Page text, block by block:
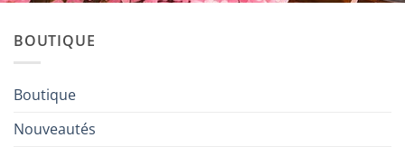
BOUTIQUE
Boutique
Nouveautés